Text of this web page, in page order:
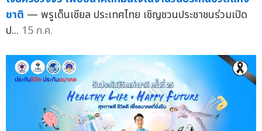
ชาติ — พรูเด็นเชียล ประเทศไทย เชิญชวนประชาชนร่วมเปิด
ป... 15 ก.ค.